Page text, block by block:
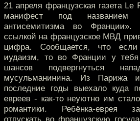
21 апреля французская газета Le
манифест под названием
антисемитизма во
ссылкой на французское МВД
цифра. Сообщается, что
иудаизм, то во Франции у
шансов подвергнуться
мусульманинина. Из Парижа и
последние годы выехало куда
евреев - как-то неуютно им
романтики. Ребёнка-еврея